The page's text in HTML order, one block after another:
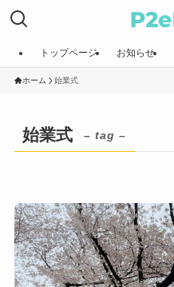
トップページ お知らせ
ホーム 始業式
始業式 – tag –